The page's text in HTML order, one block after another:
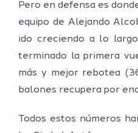
Pero en defensa es
equipo de Alejando
ido creciendo a lo
terminado la primera
más y mejor rebotea
balones recupera por
Todos estos números